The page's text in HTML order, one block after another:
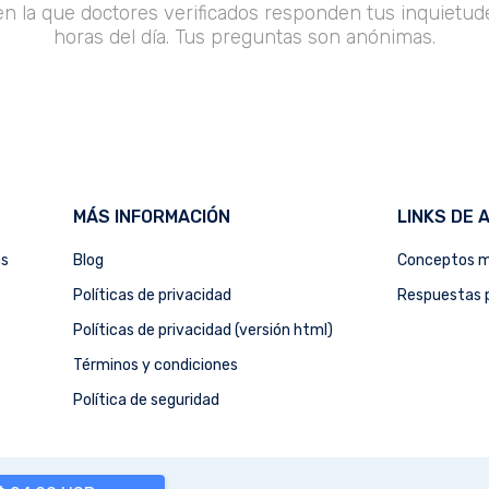
la que doctores verificados responden tus
horas del día. Tus preguntas son anónimas.
MÁS INFORMACIÓN
Blog
Políticas de privacidad
Políticas de privacidad (versión html)
Términos y condiciones
Política de seguridad
LINKS DE
Conceptos
Respuestas